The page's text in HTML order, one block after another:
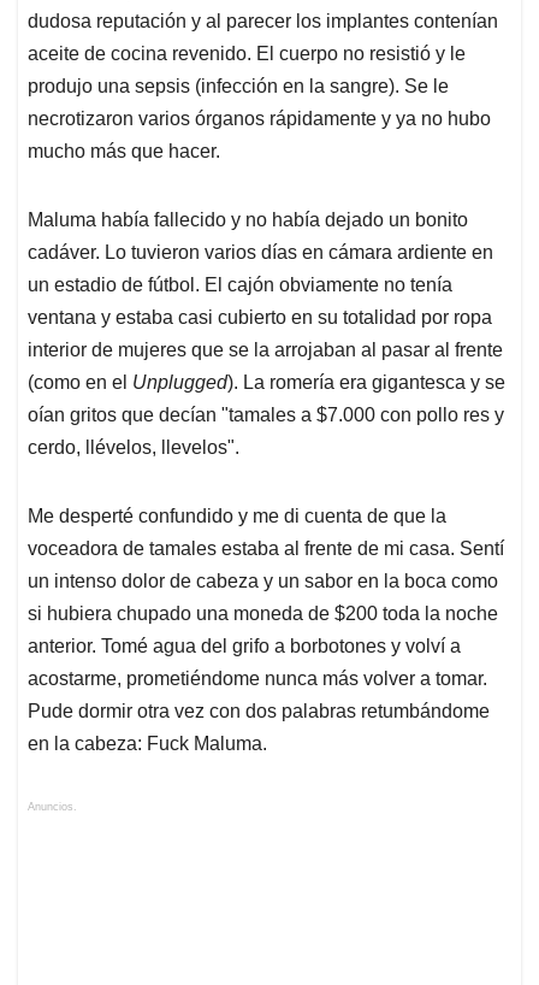
dudosa reputación y al parecer los implantes contenían
aceite de cocina revenido. El cuerpo no resistió y le
produjo una sepsis (infección en la sangre). Se le
necrotizaron varios órganos rápidamente y ya no hubo
mucho más que hacer.
Maluma había fallecido y no había dejado un bonito
cadáver. Lo tuvieron varios días en cámara ardiente en
un estadio de fútbol. El cajón obviamente no tenía
ventana y estaba casi cubierto en su totalidad por ropa
interior de mujeres que se la arrojaban al pasar al frente
(como en el Unplugged). La romería era gigantesca y se
oían gritos que decían "tamales a $7.000 con pollo res y
cerdo, llévelos, llevelos".
Me desperté confundido y me di cuenta de que la
voceadora de tamales estaba al frente de mi casa. Sentí
un intenso dolor de cabeza y un sabor en la boca como
si hubiera chupado una moneda de $200 toda la noche
anterior. Tomé agua del grifo a borbotones y volví a
acostarme, prometiéndome nunca más volver a tomar.
Pude dormir otra vez con dos palabras retumbándome
en la cabeza: Fuck Maluma.
Anuncios.